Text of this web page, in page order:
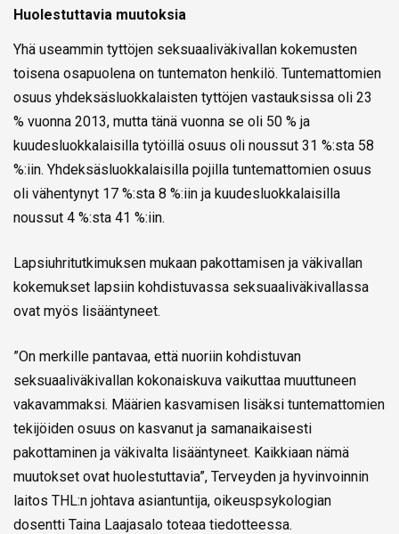
Huolestuttavia muutoksia
Yhä useammin tyttöjen seksuaaliväkivallan kokemusten
toisena osapuolena on tuntematon henkilö. Tuntemattomien
osuus yhdeksäsluokkalaisten tyttöjen vastauksissa oli 23
% vuonna 2013, mutta tänä vuonna se oli 50 % ja
kuudesluokkalaisilla tytöillä osuus oli noussut 31 %:sta 58
%:iin. Yhdeksäsluokkalaisilla pojilla tuntemattomien osuus
oli vähentynyt 17 %:sta 8 %:iin ja kuudesluokkalaisilla
noussut 4 %:sta 41 %:iin.
Lapsiuhritutkimuksen mukaan pakottamisen ja väkivallan
kokemukset lapsiin kohdistuvassa seksuaaliväkivallassa
ovat myös lisääntyneet.
”On merkille pantavaa, että nuoriin kohdistuvan
seksuaaliväkivallan kokonaiskuva vaikuttaa muuttuneen
vakavammaksi. Määrien kasvamisen lisäksi tuntemattomien
tekijöiden osuus on kasvanut ja samanaikaisesti
pakottaminen ja väkivalta lisääntyneet. Kaikkiaan nämä
muutokset ovat huolestuttavia”, Terveyden ja hyvinvoinnin
laitos THL:n johtava asiantuntija, oikeuspsykologian
dosentti Taina Laajasalo toteaa tiedotteessa.